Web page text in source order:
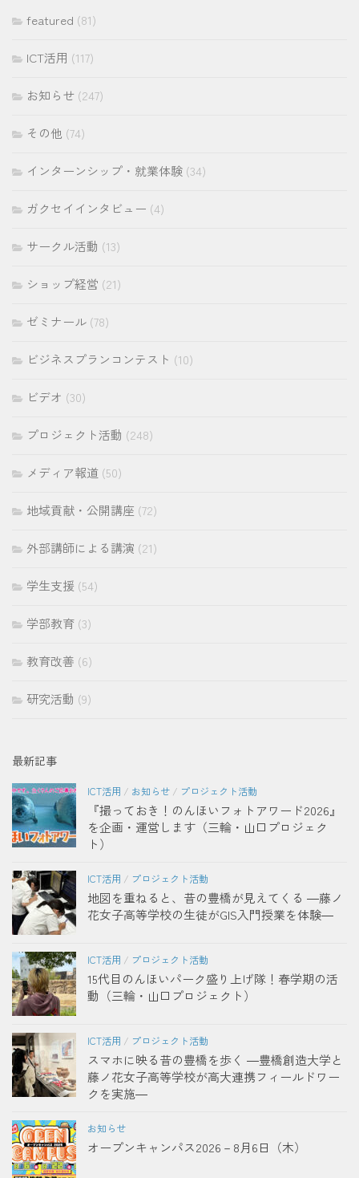
featured (81)
ICT活用 (117)
お知らせ (247)
その他 (74)
インターンシップ・就業体験 (34)
ガクセイインタビュー (4)
サークル活動 (13)
ショップ経営 (21)
ゼミナール (78)
ビジネスプランコンテスト (10)
ビデオ (30)
プロジェクト活動 (248)
メディア報道 (50)
地域貢献・公開講座 (72)
外部講師による講演 (21)
学生支援 (54)
学部教育 (3)
教育改善 (6)
研究活動 (9)
最新記事
ICT活用 / お知らせ / プロジェクト活動
『撮っておき！のんほいフォトアワード2026』
を企画・運営します（三輪・山口プロジェク
ト）
ICT活用 / プロジェクト活動
地図を重ねると、昔の豊橋が見えてくる ―藤ノ
花女子高等学校の生徒がGIS入門授業を体験―
ICT活用 / プロジェクト活動
15代目のんほいパーク盛り上げ隊！春学期の活
動（三輪・山口プロジェクト）
ICT活用 / プロジェクト活動
スマホに映る昔の豊橋を歩く ―豊橋創造大学と
藤ノ花女子高等学校が高大連携フィールドワー
クを実施―
お知らせ
オープンキャンパス2026－8月6日（木）